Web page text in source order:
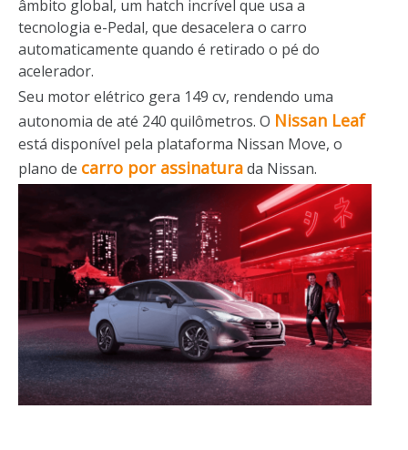
âmbito global, um hatch incrível que usa a
tecnologia e-Pedal, que desacelera o carro
automaticamente quando é retirado o pé do
acelerador.
Seu motor elétrico gera 149 cv, rendendo uma
autonomia de até 240 quilômetros. O Nissan Leaf
está disponível pela plataforma Nissan Move, o
plano de carro por assinaturada Nissan.